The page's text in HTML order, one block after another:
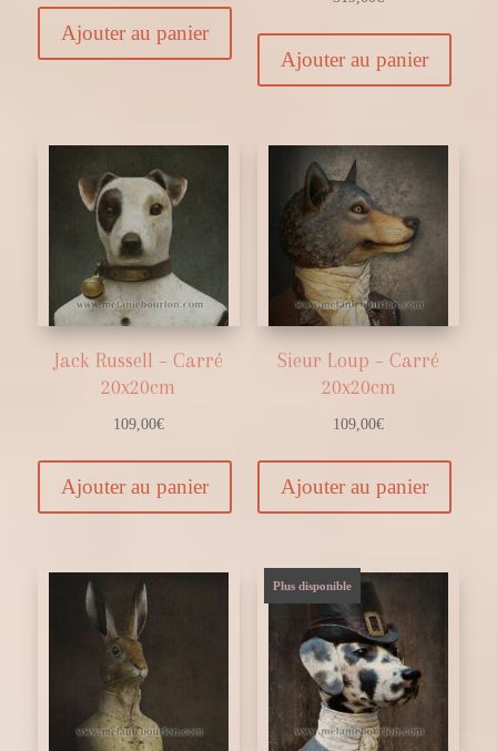
Ajouter au panier
Ajouter au panier
Jack Russell – Carré
20x20cm
109,00€
Ajouter au panier
Sieur Loup – Carré
20x20cm
109,00€
Ajouter au panier
Plus disponible